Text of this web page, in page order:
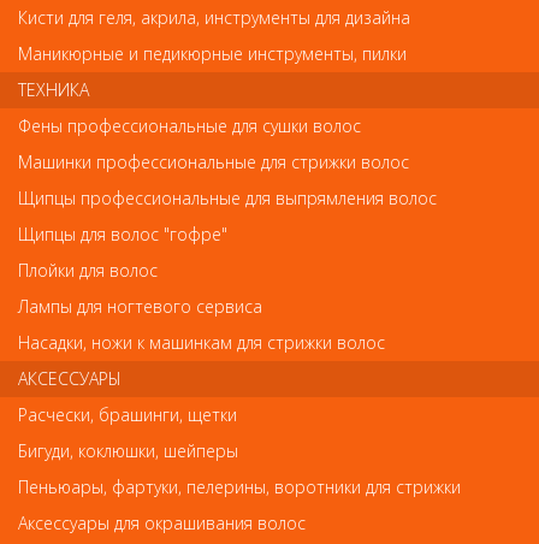
Несовпадение внешнего вида и комплектности реального
товара с фотографиями и описанием на сайте не является
показателем ненадлежащего качества товара.
Так же советуем посмотреть
Макияжные принадлежности
Limoni Губка косметическая для снятия макияжа
Кисти для геля, акрила, инструменты для дизайна
Маникюрные и педикюрные инструменты, пилки
ТЕХНИКА
Фены профессиональные для сушки волос
Машинки профессиональные для стрижки волос
Щипцы профессиональные для выпрямления волос
Щипцы для волос "гофре"
Плойки для волос
Лампы для ногтевого сервиса
Насадки, ножи к машинкам для стрижки волос
АКСЕССУАРЫ
Расчески, брашинги, щетки
Бигуди, коклюшки, шейперы
Пеньюары, фартуки, пелерины, воротники для стрижки
Аксессуары для окрашивания волос